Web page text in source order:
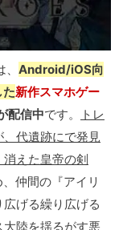
Android/iOS向
新作スマホゲー
配信中です。
トレ
代遺跡にで発見
えた皇帝の剣
、仲間の『アイリ
げる繰り広げる
陸を揺るがす悪